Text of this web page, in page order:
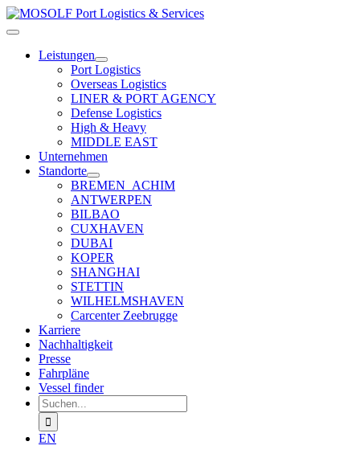
Zum
Inhalt
Toggle
NavigationLeistungen
Port Logistics
Overseas Logistics
LINER & PORT AGENCY
Defense Logistics
High & Heavy
MIDDLE EAST
Unternehmen
Standorte
BREMEN_ACHIM
ANTWERPEN
BILBAO
CUXHAVEN
DUBAI
KOPER
SHANGHAI
STETTIN
WILHELMSHAVEN
Carcenter Zeebrugge
Karriere
Nachhaltigkeit
Presse
Fahrpläne
Vessel finder
Suchen
nach:
EN